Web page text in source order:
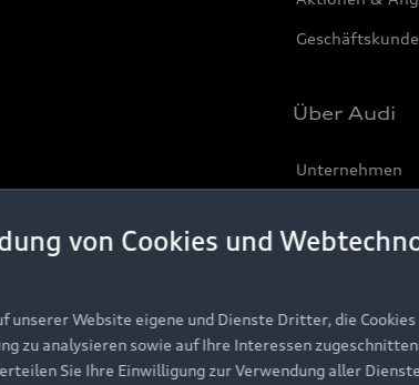
Über Audi
Unternehmen
Investor
Datenschutz
Audi erleben
von Cookies und
unserer Website eigene und Dienste Dritter, die
zu analysieren sowie auf Ihre Interessen
Sie Ihre Einwilligung zur Verwendung aller